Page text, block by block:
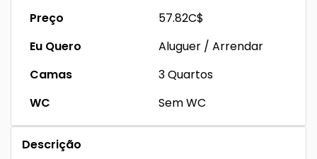
Preço
57.82C$
Eu Quero
Aluguer / Arrendar
Camas
3 Quartos
WC
Sem WC
Descrição